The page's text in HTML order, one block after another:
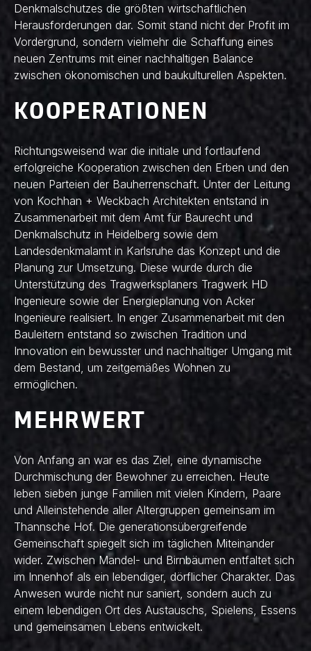
Denkmalschutzes die größten wirtschaftlichen
Herausforderungen dar. Somit stand nicht der Profit im
Vordergrund, sondern vielmehr die Schaffung eines
neuen Zentrums mit einer nachhaltigen Balance
zwischen ökonomischen und baukulturellen Aspekten.
KOOPERATIONEN
Richtungsweisend war die initiale und fortlaufend
erfolgreiche Kooperation zwischen den Erben und den
neuen Parteien der Bauherrenschaft. Unter der Leitung
von Kochhan + Weckbach Architekten entstand in
Zusammenarbeit mit dem Amt für Baurecht und
Denkmalschutz in Heidelberg sowie dem
Landesdenkmalamt in Karlsruhe das Konzept und die
Planung zur Umsetzung. Diese wurde durch die
Unterstützung des Tragwerksplaners Tragwerk HD
Ingenieure sowie der Energieplanung von Acker
Ingenieure realisiert. In enger Zusammenarbeit mit den
Bauleitern entstand so zwischen Tradition und
Innovation ein bewusster und nachhaltiger Umgang mit
dem Bestand, um zeitgemäßes Wohnen zu
ermöglichen.
MEHRWERT
Von Anfang an war es das Ziel, eine dynamische
Durchmischung der Bewohner zu erreichen. Heute
leben sieben junge Familien mit vielen Kindern, Paare
und Alleinstehende aller Altergruppen gemeinsam im
Thannsche Hof. Die generationsübergreifende
Gemeinschaft spiegelt sich im täglichen Miteinander
wider. Zwischen Mandel- und Birnbäumen entfaltet sich
im Innenhof als ein lebendiger, dörflicher Charakter. Das
Anwesen wurde nicht nur saniert, sondern auch zu
einem lebendigen Ort des Austauschs, Spielens, Essens
und gemeinsamen Lebens entwickelt.